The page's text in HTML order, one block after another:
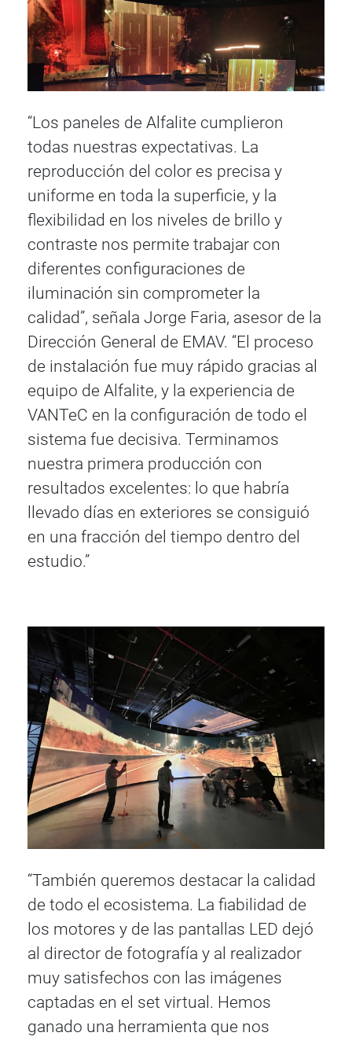
“Los paneles de Alfalite cumplieron
todas nuestras expectativas. La
reproducción del color es precisa y
uniforme en toda la superficie, y la
flexibilidad en los niveles de brillo y
contraste nos permite trabajar con
diferentes configuraciones de
iluminación sin comprometer la
calidad”, señala Jorge Faria, asesor de la
Dirección General de EMAV. “El proceso
de instalación fue muy rápido gracias al
equipo de Alfalite, y la experiencia de
VANTeC en la configuración de todo el
sistema fue decisiva. Terminamos
nuestra primera producción con
resultados excelentes: lo que habría
llevado días en exteriores se consiguió
en una fracción del tiempo dentro del
estudio.”
“También queremos destacar la calidad
de todo el ecosistema. La fiabilidad de
los motores y de las pantallas LED dejó
al director de fotografía y al realizador
muy satisfechos con las imágenes
captadas en el set virtual. Hemos
ganado una herramienta que nos